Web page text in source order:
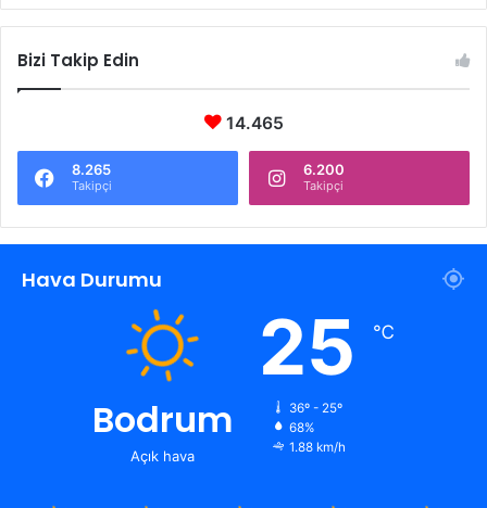
Bizi Takip Edin
14.465
8.265
Takipçi
6.200
Takipçi
Hava Durumu
Bodrum
Açık hava
25 ℃
36º - 25º
68%
1.88 km/h